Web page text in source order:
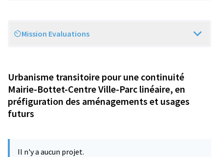
Scope
Mission Evaluations
Urbanisme transitoire pour une continuité
Mairie-Bottet-Centre Ville-Parc linéaire, en
préfiguration des aménagements et usages
futurs
Il n'y a aucun projet.